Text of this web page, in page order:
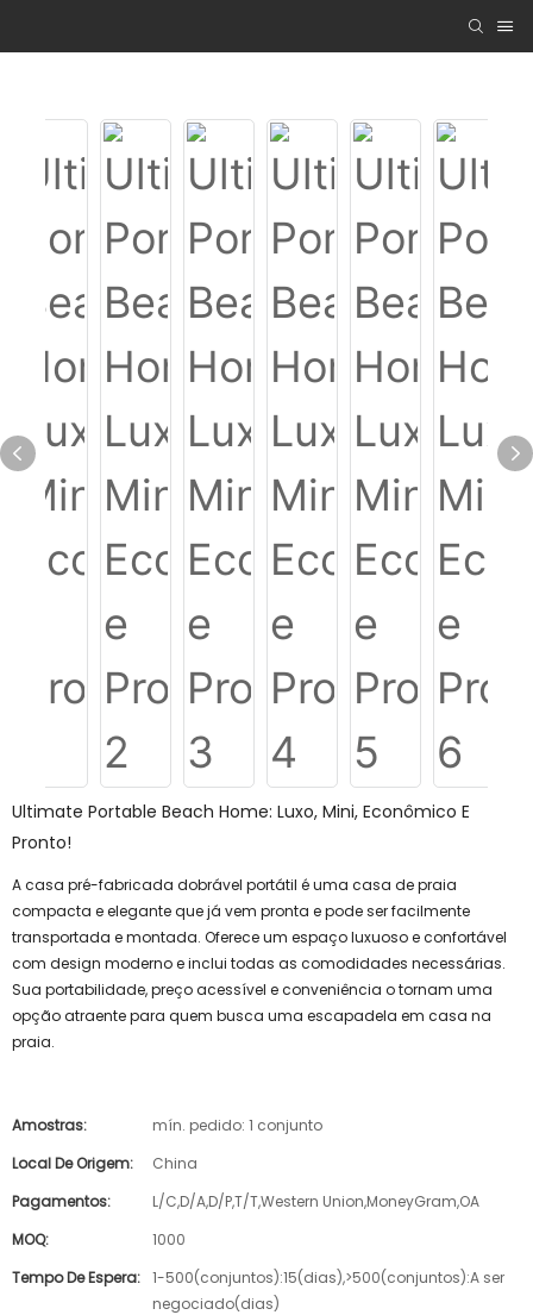
Ultimate Portable Beach Home: Luxo, Mini, Econômico E
Pronto!
A casa pré-fabricada dobrável portátil é uma casa de praia
compacta e elegante que já vem pronta e pode ser facilmente
transportada e montada. Oferece um espaço luxuoso e confortável
com design moderno e inclui todas as comodidades necessárias.
Sua portabilidade, preço acessível e conveniência o tornam uma
opção atraente para quem busca uma escapadela em casa na
praia.
Amostras:
mín. pedido: 1 conjunto
Local De Origem:
China
Pagamentos:
L/C,D/A,D/P,T/T,Western Union,MoneyGram,OA
MOQ:
1000
Tempo De Espera: 1-500(conjuntos):15(dias),>500(conjuntos):A ser
negociado(dias)